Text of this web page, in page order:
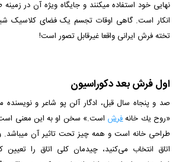
نهایی خود استفاده می­کنند و جایگاه ویژه آن در
انکار است. گاهی اوقات تجسم یک فضای
تخته فرش ایرانی واقعا غیرقابل تصور است!
اول فرش بعد دکوراسیون
صد و پنجاه سال قبل، ادگار آلن پو شاعر و
«روح یك خانهفرش است.» سخن او به این معنی
طراحی خانه است و همه چیز تحت تاثیر آن می­باشد.
اتاق انتخاب می‌كنید، چیدمان كلی اتاق را تعیین